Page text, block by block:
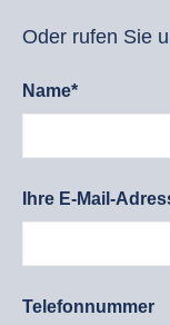
Oder rufen Sie
Name*
Ihre E-Mail-
Telefonnummer